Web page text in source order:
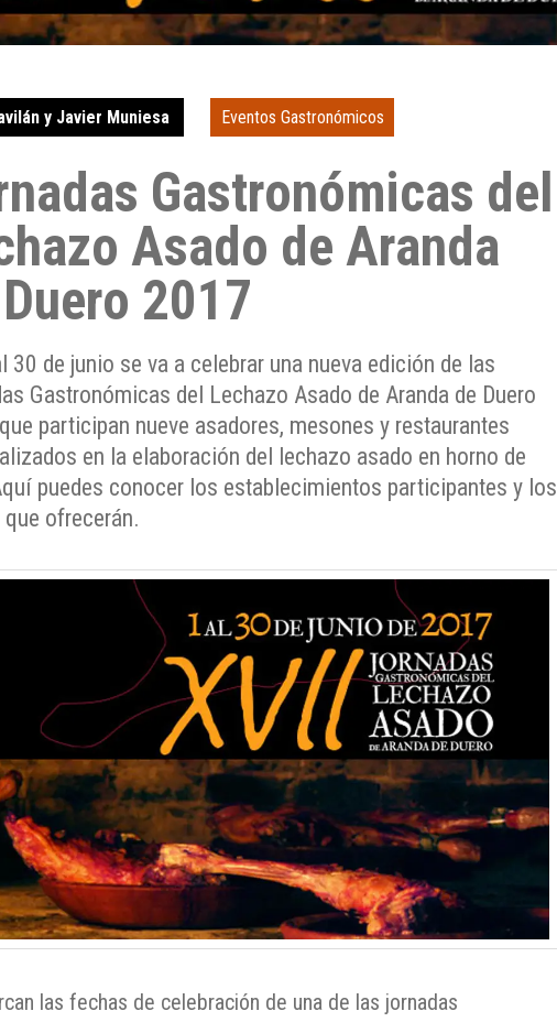
y Javier Muniesa Eventos Gastronómicos
Gastronómicas del
Asado de Aranda
2017
30 de junio se va a celebrar una nueva edición de las
Gastronómicas del Lechazo Asado de Aranda de Duero
participan nueve asadores, mesones y restaurantes
en la elaboración del lechazo asado en horno de
puedes conocer los establecimientos participantes y los
que ofrecerán.
las fechas de celebración de una de las jornadas